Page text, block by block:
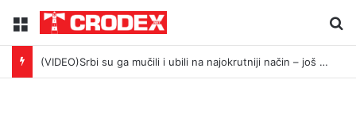
Menu
(VIDEO)Srbi su ga mučili i ubili na najokrutniji način – još živom spalili su mu tijelo pred ostalim zarobljenicima logora u Dalju!